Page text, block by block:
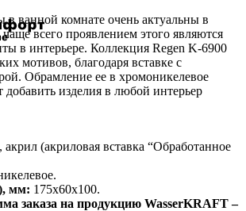
ванной комнате очень актуальны в
всего проявлением этого являются
в интерьере. Коллекция Regen K-6900
мотивов, благодаря вставке с
Обрамление ее в хромоникелевое
добавить изделия в любой интерьер
акрил (акриловая вставка “Обработанное
мм: 175х60х100.
заказа на продукцию WasserKRAFT –